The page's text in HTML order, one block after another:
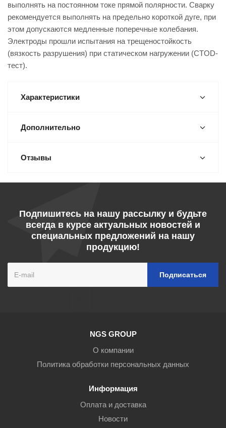
выполнять на постоянном токе прямой полярности. Сварку
рекомендуется выполнять на предельно короткой дуге, при
этом допускаются медленные поперечные колебания.
Электроды прошли испытания на трещеностойкость
(вязкость разрушения) при статическом нагружении (CTOD-
тест).
Характеристики
Дополнительно
Отзывы
Подпишитесь на нашу рассылку и будьте
всегда в курсе актуальных новостей и
специальных предложений на нашу
продукцию!
NGS GROUP
О компании
Политика обработки персональных данных
Информация
Оплата и доставка
Новости